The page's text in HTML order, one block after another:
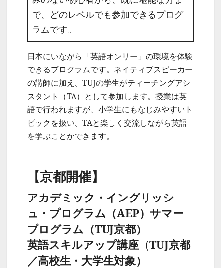
で、どのレベルでも参加できるプログ
ラムです。
日本にいながら「英語オンリー」の環境を体験
できるプログラムです。ネイティブスピーカー
の講師に加え、TUJの学生がティーチングアシ
スタント（TA）として参加します。授業は英
語で行われますが、小学生にもなじみやすいト
ピックを扱い、TAと楽しく交流しながら英語
を学ぶことができます。
【京都開催】
アカデミック・イングリッシ
ュ・プログラム（AEP）サマー
プログラム（TUJ京都）
英語スキルアップ講座（TUJ京都
／高校生・大学生対象）